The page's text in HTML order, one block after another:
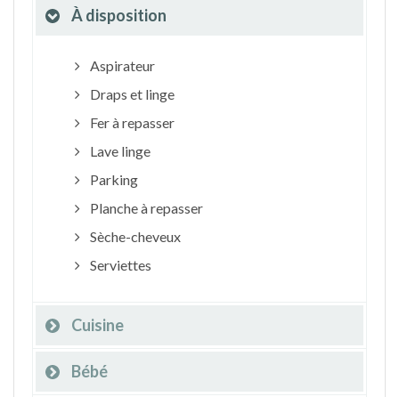
À disposition
Aspirateur
Draps et linge
Fer à repasser
Lave linge
Parking
Planche à repasser
Sèche-cheveux
Serviettes
Cuisine
Bébé